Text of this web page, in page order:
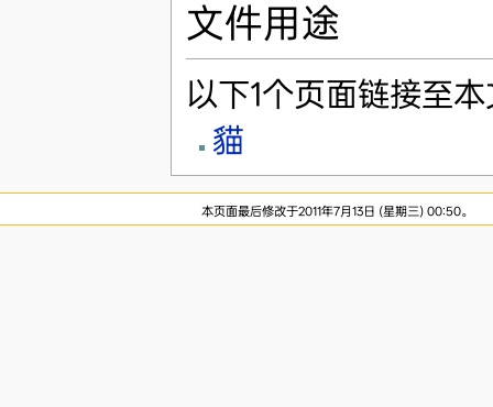
文件用途
以下1个页面链接至
貓
本页面最后修改于2011年7月13日 (星期三) 00:50。